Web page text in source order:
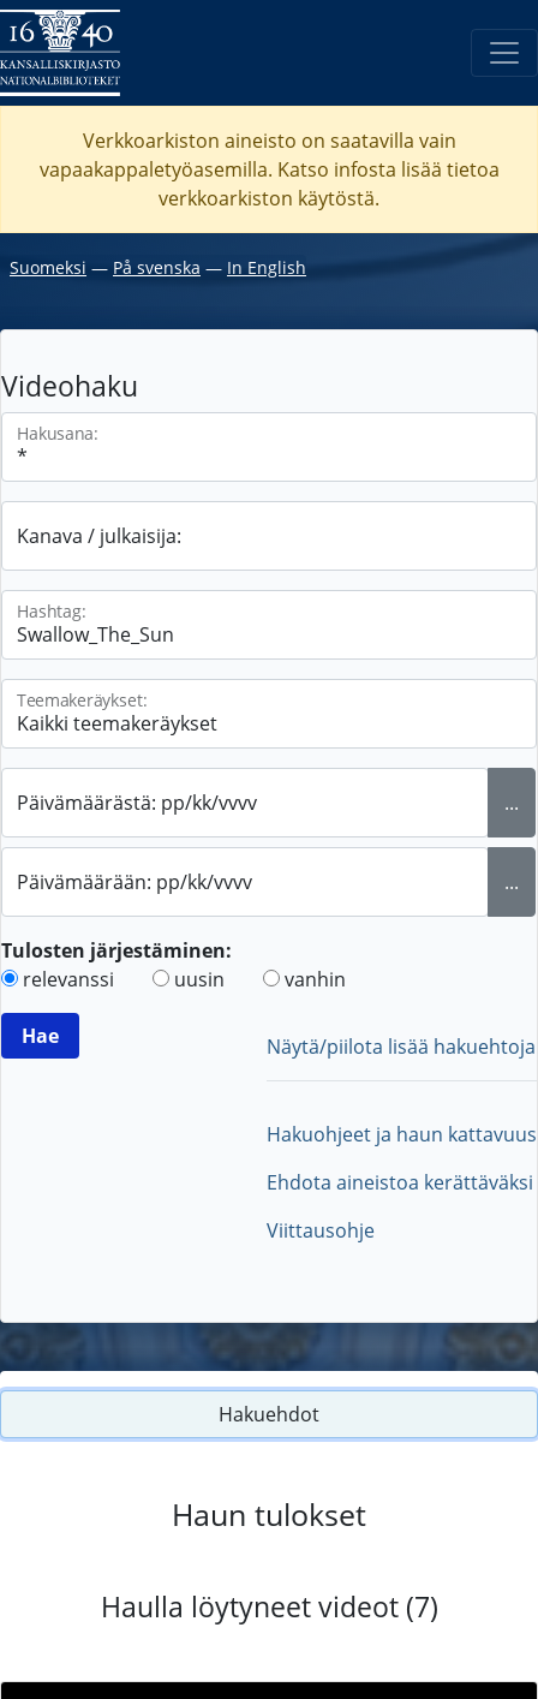
Verkkoarkiston aineisto on saatavilla vain
vapaakappaletyöasemilla. Katso infosta lisää tietoa
verkkoarkiston käytöstä.
Suomeksi ― På svenska ― In English
Videohaku
Hakusana:
Kanava / julkaisija:
Hashtag:
Teemakeräykset:
Päivämäärästä: pp/kk/vvvv ...
Päivämäärään: pp/kk/vvvv ...
Tulosten järjestäminen:
relevanssi
uusin vanhin
Näytä/piilota lisää hakuehtoja
Hakuohjeet ja haun kattavuus
Ehdota aineistoa kerättäväksi
Viittausohje
Hakuehdot
Haun tulokset
Haulla löytyneet videot (7)